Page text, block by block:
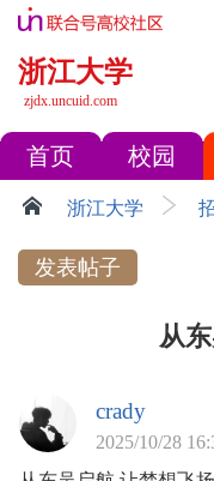
浙江大学
zjdx.uncuid.com
首页 校园
浙江大学
发表帖子
从
crady
2025/10/28